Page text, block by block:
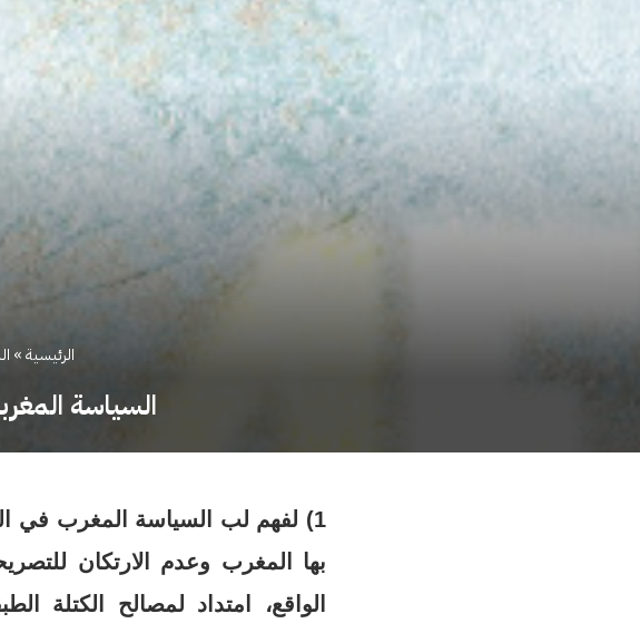
الرئيسية»
السياسة
1) لفهم لب السياسة المغرب في
بها المغرب وعدم الارتكان
الواقع، امتداد لمصالح الكتلة